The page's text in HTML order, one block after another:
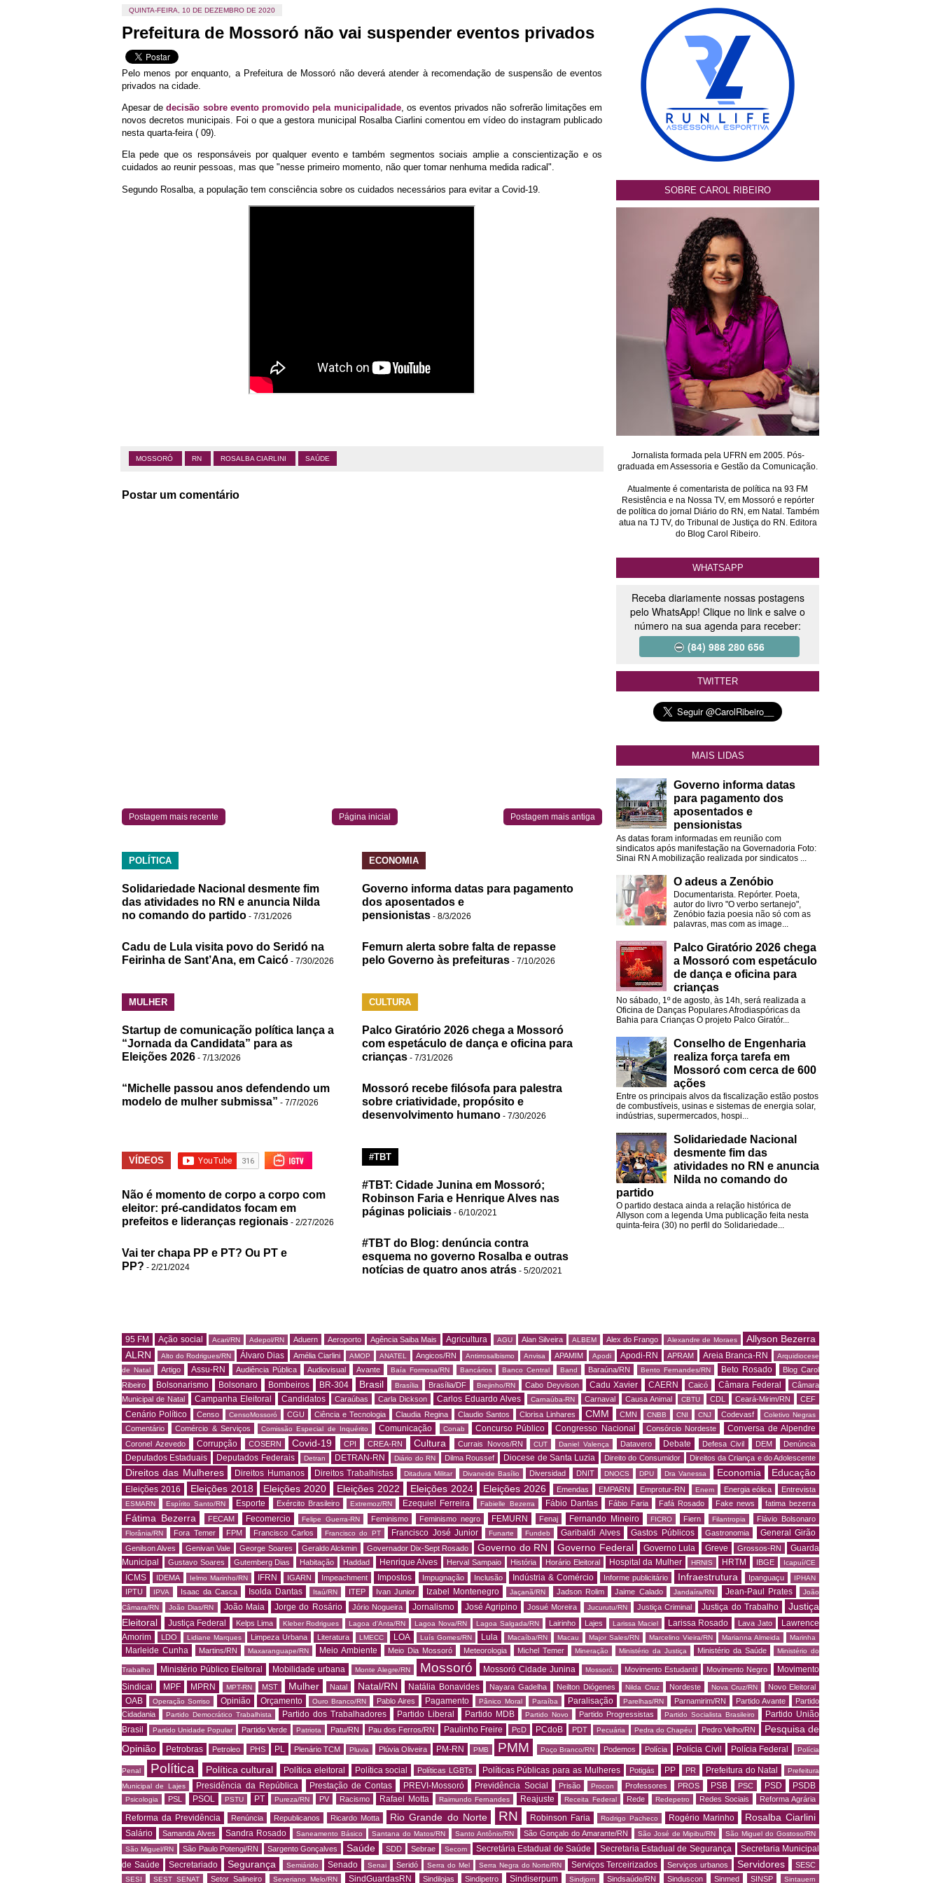
QUINTA-FEIRA, 10 DE DEZEMBRO DE 2020
Prefeitura de Mossoró não vai suspender eventos privados
Pelo menos por enquanto, a Prefeitura de Mossoró não deverá atender à recomendação de suspensão de eventos
privados na cidade.
Apesar dedecisão sobre evento promovido pela municipalidade, os eventos privados não sofrerão limitações em
novos decretos municipais. Foi o que a gestora municipal Rosalba Ciarlini comentou em vídeo do instagram publicado
nesta quarta-feira ( 09).
Ela pede que os responsáveis por qualquer evento e também segmentos sociais amplie a conscientização e os
cuidados ao reunir pessoas, mas que "nesse primeiro momento, não quer tomar nenhuma medida radical".
Segundo Rosalba, a população tem consciência sobre os cuidados necessários para evitar a Covid-19.
MOSSORÓ RN ROSALBA CIARLINI SAÚDE
Postar um comentário
Postagem mais recente Postagem mais antiga
Página inicial
POLÍTICA
Solidariedade Nacional desmente fim
das atividades no RN e anuncia Nilda
no comando do partido - 7/31/2026
Cadu de Lula visita povo do Seridó na
Feirinha de Sant’Ana, em Caicó - 7/30/2026
ECONOMIA
Governo informa datas para pagamento
dos aposentados e
pensionistas - 8/3/2026
Femurn alerta sobre falta de repasse
pelo Governo às prefeituras - 7/10/2026
MULHER
Startup de comunicação política lança a
“Jornada da Candidata” para as
Eleições 2026 - 7/13/2026
“Michelle passou anos defendendo um
modelo de mulher submissa” - 7/7/2026
CULTURA
Palco Giratório 2026 chega a Mossoró
com espetáculo de dança e oficina para
crianças - 7/31/2026
Mossoró recebe filósofa para palestra
sobre criatividade, propósito e
desenvolvimento humano - 7/30/2026
VÍDEOS
Não é momento de corpo a corpo com
eleitor: pré-candidatos focam em
prefeitos e lideranças regionais - 2/27/2026
Vai ter chapa PP e PT? Ou PT e
PP? - 2/21/2024
#TBT
#TBT: Cidade Junina em Mossoró;
Robinson Faria e Henrique Alves nas
páginas policiais - 6/10/2021
#TBT do Blog: denúncia contra
esquema no governo Rosalba e outras
notícias de quatro anos atrás - 5/20/2021
SOBRE CAROL RIBEIRO
Jornalista formada pela UFRN em 2005. Pós-
graduada em Assessoria e Gestão da Comunicação.
Atualmente é comentarista de política na 93 FM
Resistência e na Nossa TV, em Mossoró e repórter
de política do jornal Diário do RN, em Natal. Também
atua na TJ TV, do Tribunal de Justiça do RN. Editora
do Blog Carol Ribeiro.
WHATSAPP
Receba diariamente nossas postagens
pelo WhatsApp! Clique no link e salve o
número na sua agenda para receber:
(84) 988 280 656
TWITTER
MAIS LIDAS
Governo informa datas
para pagamento dos
aposentados e
pensionistas
As datas foram informadas em reunião com
sindicatos após manifestação na Governadoria Foto:
Sinai RN A mobilização realizada por sindicatos ...
O adeus a Zenóbio
Documentarista. Repórter. Poeta,
autor do livro "O verbo sertanejo",
Zenóbio fazia poesia não só com as
palavras, mas com as image...
Palco Giratório 2026 chega
a Mossoró com espetáculo
de dança e oficina para
crianças
No sábado, 1º de agosto, às 14h, será realizada a
Oficina de Danças Populares Afrodiaspóricas da
Bahia para Crianças O projeto Palco Giratór...
Conselho de Engenharia
realiza força tarefa em
Mossoró com cerca de 600
ações
Entre os principais alvos da fiscalização estão postos
de combustíveis, usinas e sistemas de energia solar,
indústrias, supermercados, hospi...
Solidariedade Nacional
desmente fim das
atividades no RN e anuncia
Nilda no comando do
partido
O partido destaca ainda a relação histórica de
Allyson com a legenda Uma publicação feita nesta
quinta-feira (30) no perfil do Solidariedade...
95 FM Ação social Acari/RN Adepol/RN Aduern Aeroporto Agência Saiba Mais Agricultura AGU Alan Silveira ALBEM Alex do Frango Alexandre de Moraes
Allyson Bezerra
ALRN
Alto do Rodrigues/RN Álvaro Dias Amélia Ciarlini AMOP ANATEL Angicos/RN Antirrosalbismo Anvisa APAMIM Apodi Apodi-RN APRAM Areia Branca-RN
Arquidiocese
de Natal
Artigo Assu-RN Audiência Pública Audiovisual Avante Baía Formosa/RN Bancários Banco Central Band Baraúna/RN Bento Fernandes/RN Beto Rosado
Blog Carol
Ribeiro
Bolsonarismo Bolsonaro Bombeiros BR-304 Brasil Brasília Brasília/DF Brejinho/RN Cabo Deyvison Cadu Xavier CAERN Caicó Câmara Federal
Câmara
Municipal de Natal
Campanha Eleitoral Candidatos Caraúbas Carla Dickson Carlos Eduardo Alves Carnaúba-RN Carnaval Causa Animal CBTU CDL Ceará-Mirim/RN CEF
Cenário Político Censo CensoMossoró CGU Ciência e Tecnologia Claudia Regina Claudio Santos Clorisa Linhares CMM CMN CNBB CNI CNJ Codevasf Coletivo Negras
Comentário Comércio & Serviços Comissão Especial de Inquérito Comunicação Conab Concurso Público Congresso Nacional Consórcio Nordeste Conversa de Alpendre
Coronel Azevedo Corrupção COSERN Covid-19 CPI CREA-RN Cultura Currais Novos/RN CUT Daniel Valença Datavero Debate Defesa Civil DEM Denúncia
Deputados Estaduais Deputados Federais Detran DETRAN-RN Diário do RN Dilma Roussef Diocese de Santa Luzia Direito do Consumidor Direitos da Criança e do Adolescente
Direitos das Mulheres Direitos Humanos Direitos Trabalhistas Ditadura Militar Divaneide Basílio Diversidad DNIT DNOCS DPU Dra Vanessa Economia Educação
Eleições 2016 Eleições 2018 Eleições 2020 Eleições 2022 Eleições 2024 Eleições 2026 Emendas EMPARN Emprotur-RN Enem Energia eólica Entrevista
ESMARN Espírito Santo/RN Esporte Exército Brasileiro Extremoz/RN Ezequiel Ferreira Fabielle Bezerra Fábio Dantas Fábio Faria Fafá Rosado Fake news fatima bezerra
Fátima Bezerra FECAM Fecomercio Felipe Guerra-RN Feminismo Feminismo negro FEMURN Fenaj Fernando Mineiro FICRO Fiern Filantropia Flávio Bolsonaro
Florânia/RN Fora Temer FPM Francisco Carlos Francisco do PT Francisco José Junior Funarte Fundeb Garibaldi Alves Gastos Públicos Gastronomia General Girão
Genilson Alves Genivan Vale George Soares Geraldo Alckmin Governador Dix-Sept Rosado Governo do RN Governo Federal Governo Lula Greve Grossos-RN
Guarda
Municipal
Gustavo Soares Gutemberg Dias Habitação Haddad Henrique Alves Herval Sampaio História Horário Eleitoral Hospital da Mulher HRNIS HRTM IBGE Icapuí/CE
ICMS IDEMA Ielmo Marinho/RN IFRN IGARN Impeachment Impostos Impugnação Inclusão Indústria & Comércio Informe publicitário Infraestrutura Ipanguaçu IPHAN
IPTU IPVA Isaac da Casca Isolda Dantas Itaú/RN ITEP Ivan Junior Izabel Montenegro Jaçanã/RN Jadson Rolim Jaime Calado Jandaíra/RN Jean-Paul Prates
João
Câmara/RN
João Dias/RN João Maia Jorge do Rosário Jório Nogueira Jornalismo José Agripino Josué Moreira Jucurutu/RN Justiça Criminal Justiça do Trabalho
Justiça
Eleitoral
Justiça Federal Kelps Lima Kleber Rodrigues Lagoa d'Anta/RN Lagoa Nova/RN Lagoa Salgada/RN Lairinho Lajes Larissa Maciel Larissa Rosado Lava Jato
Lawrence
Amorim
LDO Lidiane Marques Limpeza Urbana Literatura LMECC LOA Luís Gomes/RN Lula Macaíba/RN Macau Major Sales/RN Marcelino Vieira/RN Marianna Almeida Marinha
Marleide Cunha Martins/RN Maxaranguape/RN Meio Ambiente Meio Dia Mossoró Meteorologia Michel Temer Mineração Ministério da Justiça Ministério da Saúde Ministério do
Trabalho Ministério Público Eleitoral Mobilidade urbana Monte Alegre/RN Mossoró Mossoró Cidade Junina Mossoró. Movimento Estudantil Movimento Negro
Movimento
Sindical
MPF MPRN MPT-RN MST Mulher Natal Natal/RN Natália Bonavides Nayara Gadelha Neilton Diógenes Nilda Cruz Nordeste Nova Cruz/RN Novo Eleitoral
OAB Operação Sorriso Opinião Orçamento Ouro Branco/RN Pablo Aires Pagamento Pânico Moral Paraíba Paralisação Parelhas/RN Parnamirim/RN Partido Avante
Partido
Cidadania
Partido Democrático Trabalhista Partido dos Trabalhadores Partido Liberal Partido MDB Partido Novo Partido Progressistas Partido Socialista Brasileiro
Partido União
Brasil
Partido Unidade Popular Partido Verde Patriota Patu/RN Pau dos Ferros/RN Paulinho Freire PcD PCdoB PDT Pecuária Pedra do Chapéu Pedro Velho/RN
Pesquisa de
Opinião
Petrobras Petroleo PHS PL Plenário TCM Pluvia Plúvia Oliveira PM-RN PMB PMM Poço Branco/RN Podemos Polícia Polícia Civil Polícia Federal Polícia
Penal Política Política cultural Política eleitoral Política social Políticas LGBTs Políticas Públicas para as Mulheres Potigás PP PR Prefeitura do Natal
Prefeitura
Municipal de Lajes
Presidência da República Prestação de Contas PREVI-Mossoró Previdência Social Prisão Procon Professores PROS PSB PSC PSD PSDB
Psicologia PSL PSOL PSTU PT Pureza/RN PV Racismo Rafael Motta Raimundo Fernandes Reajuste Receita Federal Rede Redepetro Redes Sociais Reforma Agrária
Reforma da Previdência Renúncia Republicanos Ricardo Motta Rio Grande do Norte RN Robinson Faria Rodrigo Pacheco Rogério Marinho Rosalba Ciarlini
Salário Samanda Alves Sandra Rosado Saneamento Básico Santana do Matos/RN Santo Antônio/RN São Gonçalo do Amarante/RN São José de Mipibu/RN
São Miguel do Gostoso/RN
São Miguel/RN
São Paulo Potengi/RN Sargento Gonçalves Saúde SDD Sebrae Secom Secretária Estadual de Saúde Secretaria Estadual de Segurança
Secretaria Municipal
de Saúde
Secretariado Segurança Semiárido Senado Senai Seridó Serra do Mel Serra Negra do Norte/RN Serviços Terceirizados Serviços urbanos Servidores SESC
SESI SEST SENAT Setor Salineiro Severiano Melo/RN SindGuardasRN Sindilojas Sindipetro Sindiserpum Sindjorn Sindsaúde/RN Sinduscon Sinmed SINSP Sintauern